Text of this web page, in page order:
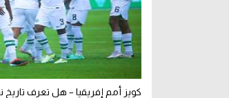
كويز أمم إفريقيا – هل تعرف تاريخ